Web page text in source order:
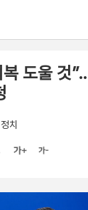
도울 것
정치